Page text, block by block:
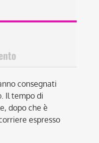
consegnati
Il tempo di
dopo che è
espresso